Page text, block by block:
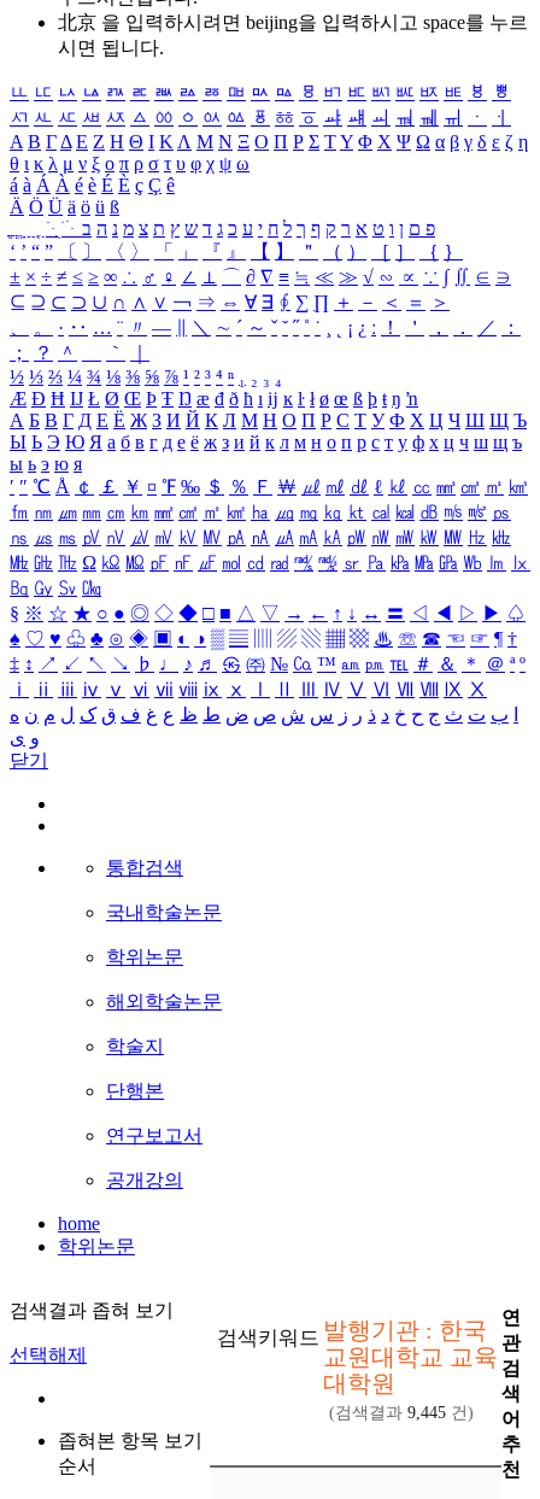
北京 을 입력하시려면 beijing을 입력하시고 space를 누르
시면 됩니다.
ㅥ ㅦ ㅧ ㅨ ㅩ ㅪ ㅫ ㅬ ㅭ ㅮ ㅯ ㅰ ㅱ ㅲ ㅳ ㅴ ㅵ ㅶ ㅷ ㅸ
ㅹ
ㅺ ㅻ ㅼ ㅽ ㅾ ㅿ ㆀ ㆁ ㆂ ㆃ ㆄ ㆅ ㆆ ㆇ ㆈ ㆉ ㆊ ㆋ ㆌ ㆍ
ㆎ
Α Β ΓΔ Ε Ζ Η Θ Ι ΚΛ Μ Ν Ξ Ο Π Ρ Σ ΤΥ Φ Χ Ψ Ω α β γ δ ε ζ η
θ ι κ λ μ ν ξ ο π ρ σ τ υ φ χ ψ ω
á à Á À é è É È ç Ç ê
Ä Ö Ü ä ö ü ß
ִֶֹ ֻּ ׁׂ פ ם ן ו ט א ר ק ף ך ל ח י ע כ ג ד ש ץ ת צ מ נ ה ב
‘ ’ “ ” 〔 〕 〈 〉 「 」 『 』 【 】 ＂ （ ） ［ ］ ｛ ｝
± × ÷ ≠ ≤ ≥ ∞ ∴ ♂ ♀ ∠ ⊥ ⌒ ∂ ∇ ≡ ≒ ≪ ≫ √ ∽ ∝ ∵ ∫ ∬ ∈ ∋
⊆ ⊇ ⊂ ⊃ ∪ ∩ ∧ ∨ ￢ ⇒ ⇔ ∀ ∃ ∮ ∑ ∏ ＋ － ＜ ＝
＞
、
。 · ‥ … ¨ 〃 ― ＼ ∼ ´ ～ ˇ ˘ ˝ ˚ ˙ ¸ ¡ ¿ ː ！ ＇ ， ． ／
：
；
？ ＾ ｀
½ ⅓ ⅔ ¼ ¾ ⅛ ⅜ ⅝ ⅞ ¹ ² ³ ⁴ ⁿ ₁ ₂ ₃ ₄
Æ Ð Ħ Ĳ Ł Ø Œ Þ Ŧ Ŋ æ đ ð ħ ı ĳ ĸ ŀ ł ø œ ß þ ŧ ŋ ŉ
А Б В Г Д Е Ё Ж З И Й К Л М Н О П Р С Т У Ф Х Ц Ч Ш Щ Ъ
Ы Ь Э Ю Я а б в г д е ё ж з и й к л м н о п р с т у ф х ц ч ш щ ъ
ы ь э ю я
′ ″ ℃ Å ￠ ￡ ￥ ¤ ℉ ‰ ＄ ％ Ｆ ￦ ㎕ ㎖ ㎗ ℓ ㎘ ㏄ ㎣ ㎤ ㎥ ㎦
㎙ ㎚ ㎛ ㎜ ㎝ ㎞ ㎟ ㎠ ㎡ ㎢ ㏊ ㎍ ㎎ ㎏ ㏏ ㎈ ㎉ ㏈ ㎧ ㎨ ㎰
㎱ ㎲ ㎳ ㎴ ㎵ ㎶ ㎷ ㎸ ㎹ ㎀ ㎁ ㎂ ㎃ ㎄ ㎺ ㎻ ㎽ ㎾ ㎿ ㎐ ㎑
㎒ ㎓ ㎔ Ω ㏀ ㏁ ㎊ ㎋ ㎌ ㏖ ㏅ ㎭ ㎮ ㎯ ㏛ ㎩ ㎪ ㎫ ㎬ ㏝ ㏐
㏓
㏃ ㏉ ㏜ ㏆
§ ※ ☆ ★ ○ ● ◎ ◇ ◆ □ ■ △ ▽ → ← ↑ ↓ ↔ 〓 ◁ ◀ ▷ ▶ ♤
♠ ♡ ♥ ♧ ♣ ⊙ ◈ ▣ ◐ ◑ ▒ ▤ ▨ ▧ ▦ ▩ ♨ ☏ ☎ ☜ ☞ ¶ †
‡ ↕ ↗ ↙ ↖ ↘ ♭ ♩ ♪ ♬ ㉿ ㈜ № ㏇ ™ ㏂ ㏘ ℡ ＃ ＆ ＊ ＠ ª º
ⅰ
ⅱ ⅲ ⅳ ⅴ ⅵ ⅶ ⅷ ⅸ ⅹ Ⅳ Ⅴ Ⅵ Ⅶ Ⅷ Ⅸ Ⅹ
ب ت ث ج ح خ د ذ ر ز س ش ص ض ط ظ ع غ ف ق ک ل م ن ه
و ی
닫기
통합검색
국내학술논문
학위논문
해외학술논문
학술지
단행본
연구보고서
공개강의
home
학위논문
검색결과 좁혀 보기
선택해제
좁혀본 항목 보기
순서
검색키워드 발행기관 : 한국
교원대학교 교육
대학원
(검색결과 9,445 건)
연
관
검
색
어
추
천